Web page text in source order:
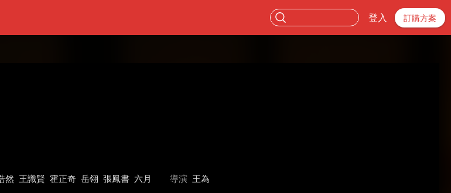
登入 訂購方案
然 王識賢 霍正奇 岳翎 張鳳書 六月 導演 王為